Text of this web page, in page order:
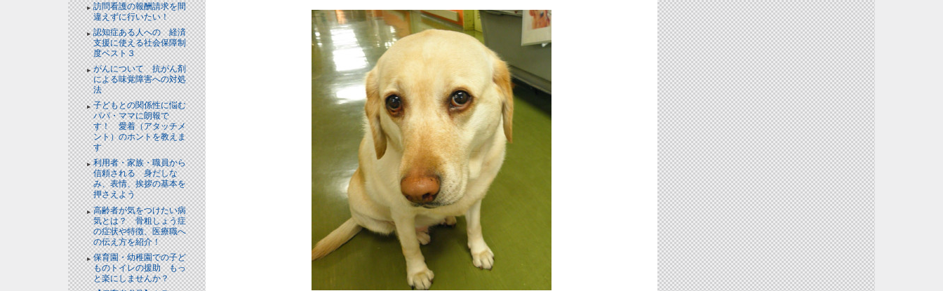
訪問看護の報酬請求を間
違えずに行いたい！
認知症ある人への 経済
支援に使える社会保障制
度ベスト３
がんについて 抗がん剤
による味覚障害への対処
法
子どもとの関係性に悩む
パパ・ママに朗報で
す！ 愛着（アタッチメ
ント）のホントを教えま
す
利用者・家族・職員から
信頼される 身だしな
み、表情、挨拶の基本を
押さえよう
高齢者が気をつけたい病
気とは？ 骨粗しょう症
の症状や特徴、医療職へ
の伝え方を紹介！
保育園・幼稚園での子ど
ものトイレの援助 もっ
と楽にしませんか？